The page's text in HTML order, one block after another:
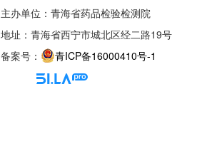
主办单位：青海省药品检验检测院
地址：青海省西宁市城北区经二路19号
备案号：
青ICP备16000410号-1